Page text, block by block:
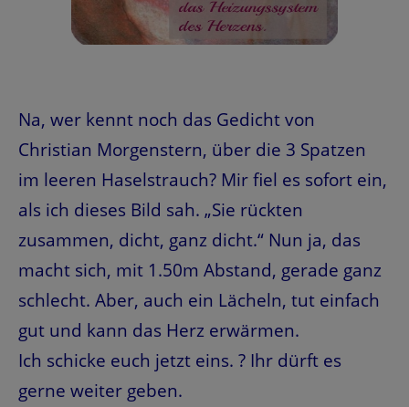
Na, wer kennt noch das Gedicht von
Christian Morgenstern, über die 3 Spatzen
im leeren Haselstrauch? Mir fiel es sofort ein,
als ich dieses Bild sah. „Sie rückten
zusammen, dicht, ganz dicht.“ Nun ja, das
macht sich, mit 1.50m Abstand, gerade ganz
schlecht. Aber, auch ein Lächeln, tut einfach
gut und kann das Herz erwärmen.
Ich schicke euch jetzt eins. ? Ihr dürft es
gerne weiter geben.